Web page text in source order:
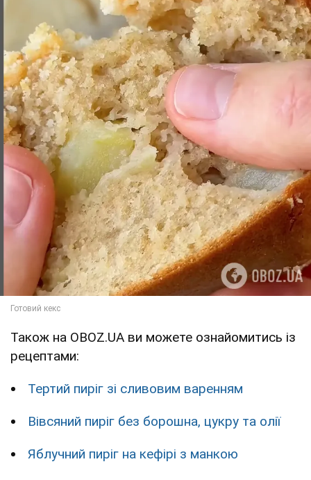
Також на OBOZ.UA ви можете ознайомитись із
рецептами:
Тертий пиріг зі сливовим варенням
Вівсяний пиріг без борошна, цукру та олії
Яблучний пиріг на кефірі з манкою